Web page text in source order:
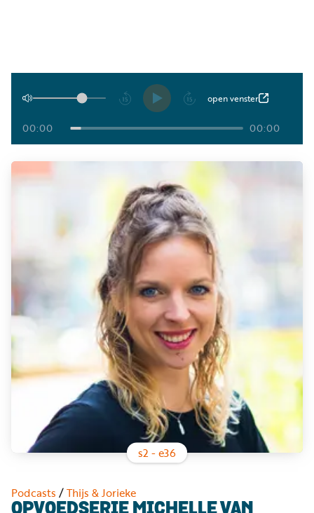
Afspelen open venster
00:00 00:00
s2 - e36
Podcasts /Thijs & Jorieke
Podcasts
Muziek
Artikelen
Kanalen
Word
nu
Businessclub
Adverteren
Winkel
Privacy
reglement